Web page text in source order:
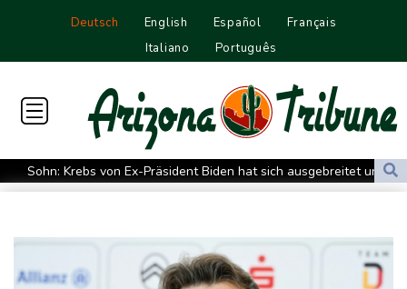
Deutsch English Español
Français
Italiano
Português
Sohn: Krebs von Ex-Präsident Biden hat sich ausgebreitet und
Metastasen gebildet
Trauerflor und Schweigeminute: Inter Miami trauert mit Messi